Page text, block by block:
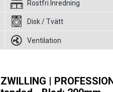
Rostfri Inredning
Disk / Tvätt
Ventilation
ZWILLING |